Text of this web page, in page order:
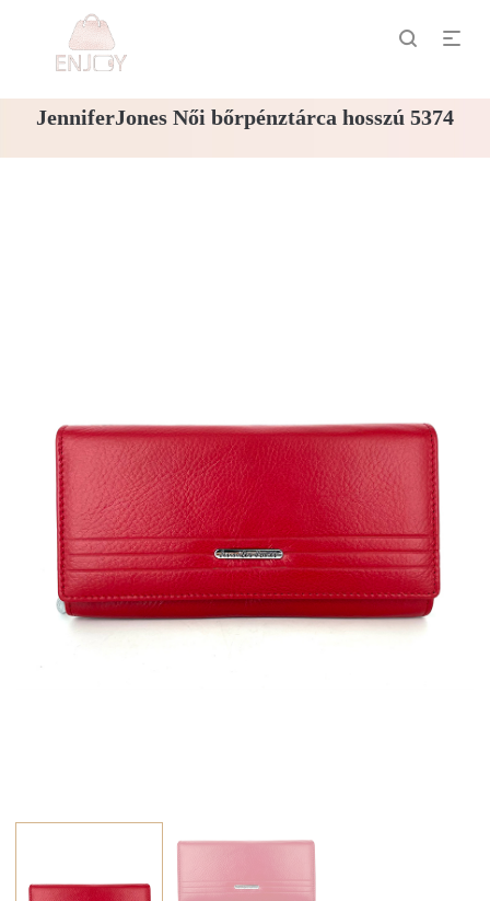
JenniferJones Női bőrpénztárca hosszú 5374